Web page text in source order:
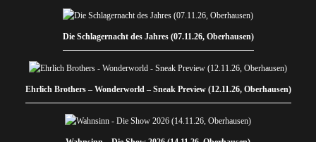
Die Schlagernacht des Jahres (07.11.26, Oberhausen)
Ehrlich Brothers – Wonderworld – Sneak Preview (12.11.26, Oberhausen)